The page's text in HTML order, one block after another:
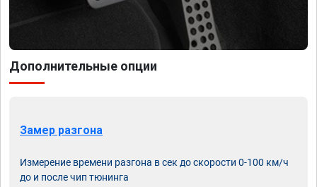
Дополнительные опции
Замер разгона
Измерение времени разгона в сек до скорости 0-100 км/ч
до и после чип тюнинга